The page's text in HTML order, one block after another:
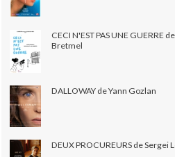
CECI N'EST PAS UNE GUERRE
Bretmel
DALLOWAY de Yann Gozlan
DEUX PROCUREURS de Sergei